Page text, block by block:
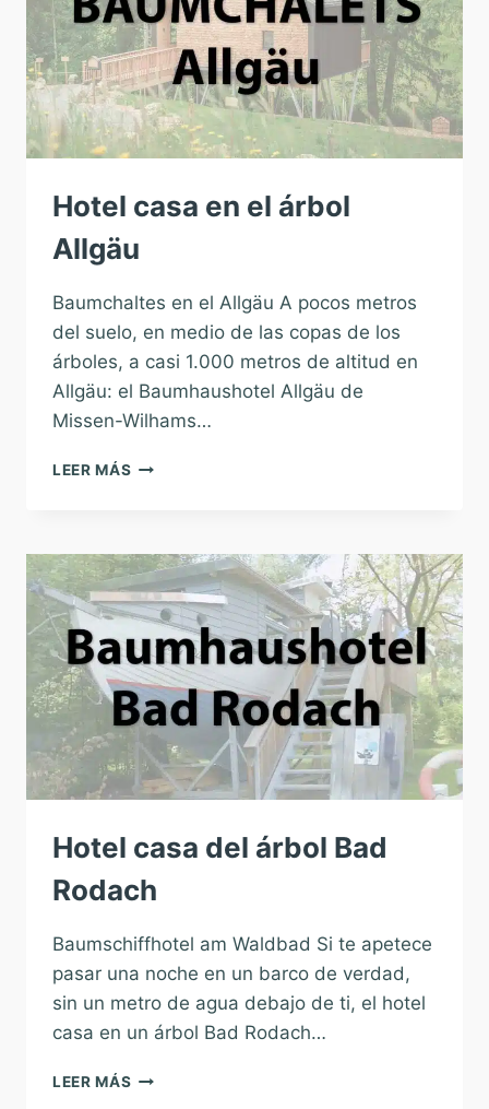
Hotel casa en el árbol
Allgäu
Baumchaltes en el Allgäu A pocos metros
del suelo, en medio de las copas de los
árboles, a casi 1.000 metros de altitud en
Allgäu: el Baumhaushotel Allgäu de
Missen-Wilhams…
LEER MÁS HOTEL
ÁRBOL
ALLGÄU
Hotel casa del árbol Bad
Rodach
Baumschiffhotel am Waldbad Si te apetece
pasar una noche en un barco de verdad,
sin un metro de agua debajo de ti, el hotel
casa en un árbol Bad Rodach…
LEER MÁS HOTEL